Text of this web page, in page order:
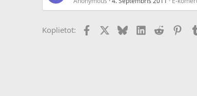
Koplietot: FacebookX (Twitter)
BlueskyLinkedIn
Reddit